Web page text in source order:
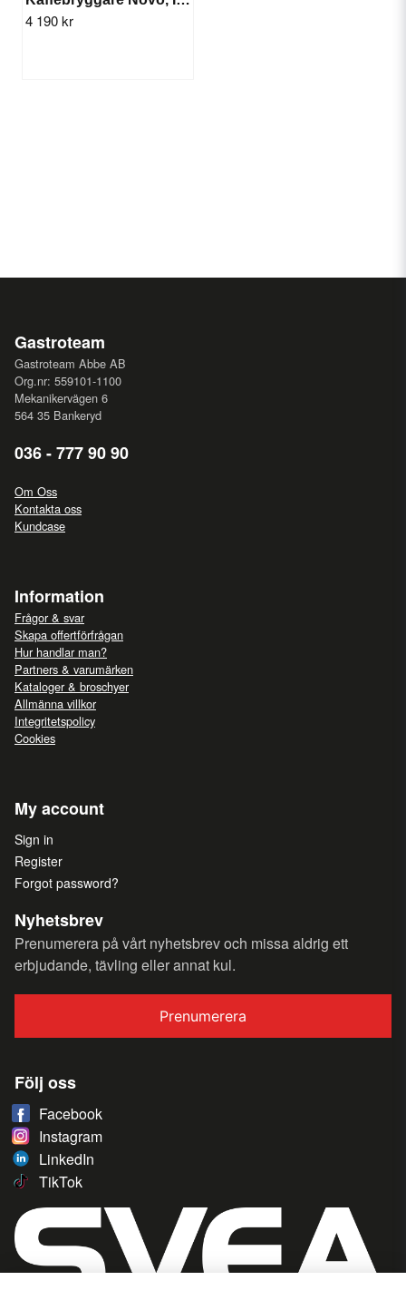
4 190 kr
Gastroteam
Gastroteam Abbe AB
Org.nr: 559101-1100
Mekanikervägen 6
564 35 Bankeryd
036 - 777 90 90
Om Oss
Kontakta oss
Kundcase
Information
Frågor & svar
Skapa offertförfrågan
Hur handlar man?
Partners & varumärken
Kataloger & broschyer
Allmänna villkor
Integritetspolicy
Cookies
My account
Sign in
Register
Forgot password?
Nyhetsbrev
Prenumerera på vårt nyhetsbrev och missa aldrig ett
erbjudande, tävling eller annat kul.
Prenumerera
Följ oss
Facebook
Instagram
LinkedIn
TikTok